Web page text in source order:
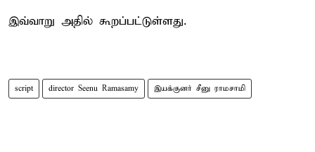
இவ்வாறு அதில் கூறப்பட்டுள்ளது.
script director Seenu Ramasamy இயக்குனர் சீனு ராமசாமி